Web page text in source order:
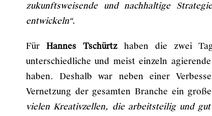
zukunftsweisende und nachhaltige
entwickeln“.
Für Hannes Tschürtzhaben die zwei
unterschiedliche und meist einzeln
haben. Deshalb war neben einer
Vernetzung der gesamten Branche ein
vielen Kreativzellen, die arbeitsteilig und